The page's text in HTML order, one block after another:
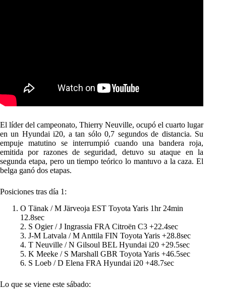
El líder del campeonato, Thierry Neuville, ocupó el cuarto lugar
en un Hyundai i20, a tan sólo 0,7 segundos de distancia. Su
empuje matutino se interrumpió cuando una bandera roja,
emitida por razones de seguridad, detuvo su ataque en la
segunda etapa, pero un tiempo teórico lo mantuvo a la caza. El
belga ganó dos etapas.
Posiciones tras día 1:
O Tänak / M Järveoja EST Toyota Yaris 1hr 24min
12.8sec
2. S Ogier / J Ingrassia FRA Citroën C3 +22.4sec
3. J-M Latvala / M Anttila FIN Toyota Yaris +28.8sec
4. T Neuville / N Gilsoul BEL Hyundai i20 +29.5sec
5. K Meeke / S Marshall GBR Toyota Yaris +46.5sec
6. S Loeb / D Elena FRA Hyundai i20 +48.7sec
Lo que se viene este sábado: